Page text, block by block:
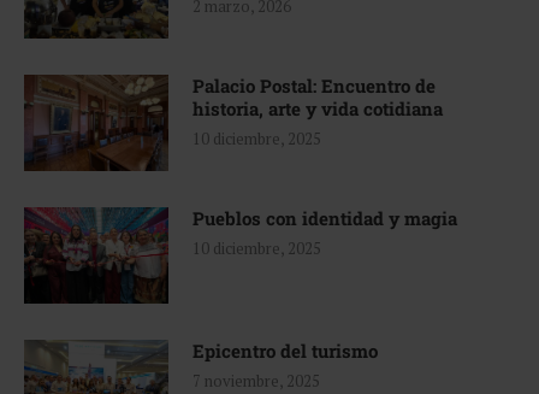
2 marzo, 2026
Palacio Postal: Encuentro de
historia, arte y vida cotidiana
10 diciembre, 2025
Pueblos con identidad y magia
10 diciembre, 2025
Epicentro del turismo
7 noviembre, 2025